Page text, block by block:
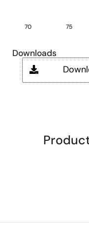
70 75
Downloads